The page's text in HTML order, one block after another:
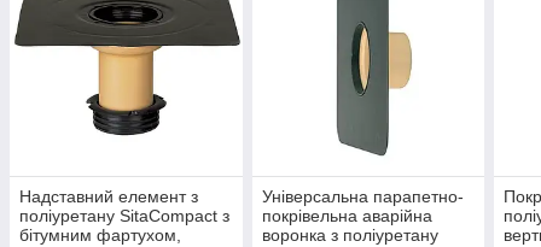
Надставний елемент з
поліуретану SitaCompact з
бітумним фартухом,
Універсальна парапетно-
покрівельна аварійна
воронка з поліуретану